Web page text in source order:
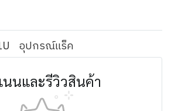
อุปกรณ์แร็ค
นและรีวิวสินค้า